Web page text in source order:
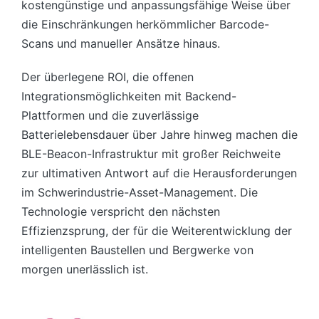
kostengünstige und anpassungsfähige Weise über
die Einschränkungen herkömmlicher Barcode-
Scans und manueller Ansätze hinaus.
Der überlegene ROI, die offenen
Integrationsmöglichkeiten mit Backend-
Plattformen und die zuverlässige
Batterielebensdauer über Jahre hinweg machen die
BLE-Beacon-Infrastruktur mit großer Reichweite
zur ultimativen Antwort auf die Herausforderungen
im Schwerindustrie-Asset-Management. Die
Technologie verspricht den nächsten
Effizienzsprung, der für die Weiterentwicklung der
intelligenten Baustellen und Bergwerke von
morgen unerlässlich ist.